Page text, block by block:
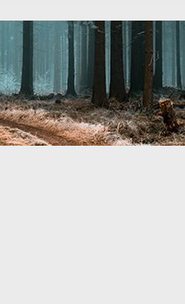
Bolat kaç yaşında
ve hangi kanalda canlı
sektörü hareketlendi